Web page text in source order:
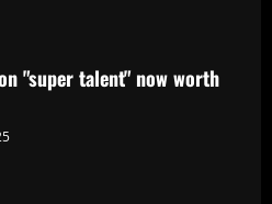
x Fluminense: prováveis
e onde assistir à
"super talent" now worth